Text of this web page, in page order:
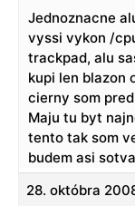
Jednoznacne
vyssi vykon /
trackpad, alu
kupi len blazon
cierny som
Maju tu byt
tento tak som
budem asi
28. októbra